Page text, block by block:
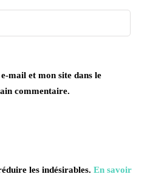
mail et mon site dans le
commentaire.
les indésirables. En savoir